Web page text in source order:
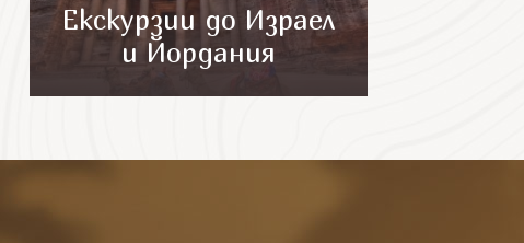
Екскурзии до Израел
и Йордания